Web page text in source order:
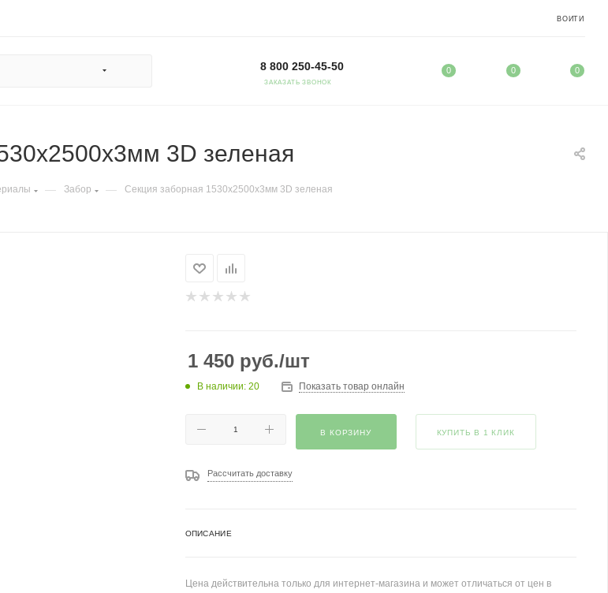
ВОЙТИ
8 800 250-45-50
ЗАКАЗАТЬ ЗВОНОК
0 0 0
3D зеленая
— Забор — Секция заборная 1530х2500х3мм 3D зеленая
1 450руб./шт
В наличии: 20 Показать товар онлайн
В КОРЗИНУ КУПИТЬ В 1 КЛИК
Рассчитать доставку
ОПИСАНИЕ
Цена действительна только для интернет-магазина и может отличаться от цен в